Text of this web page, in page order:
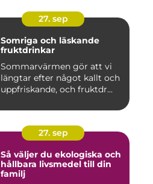
27. sep
Somriga och läskande
fruktdrinkar
Sommarvärmen gör att vi
längtar efter något kallt och
uppfriskande, och fruktdr...
27. sep
Så väljer du ekologiska och
hållbara livsmedel till din
familj